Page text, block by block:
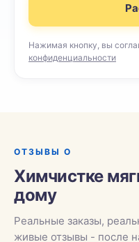
Нажимая кнопку, вы
конфиденциальности
ОТЗЫВЫ О
Химчистке
дому
Реальные заказы,
живые отзывы - после